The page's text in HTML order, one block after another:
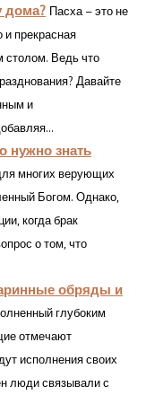
дома? Пасха – это не
и прекрасная
столом. Ведь что
Давайте
и
нужно знать
многих верующих
Богом. Однако,
когда брак
о том, что
обряды и
глубоким
отмечают
исполнения своих
люди связывали с